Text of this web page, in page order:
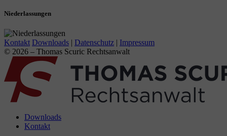
Niederlassungen
Kontakt Downloads | Datenschutz | Impressum
© 2026 – Thomas Scuric Rechtsanwalt
Downloads
Kontakt